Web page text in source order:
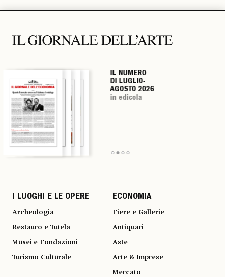
IL NUMERO
DI LUGLIO-
AGOSTO 2026
in edicola
IL NUMERO
DI LUGLIO-
AGOSTO 2026
in edicola
IL NUMERO
DI LUGLIO-
AGOSTO 2026
in edicola
IL NUMERO
DI LUGLIO-
AGOSTO 2026
in edicola
I LUOGHI E LE OPERE
Archeologia
Restauro e Tutela
Musei e Fondazioni
Turismo Culturale
ECONOMIA
Fiere e Gallerie
Antiquari
Aste
Arte & Imprese
Mercato